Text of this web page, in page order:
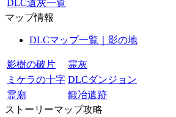
DLC遺灰一覧
マップ情報
DLCマップ一覧｜影の地
影樹の破片
霊灰
ミケラの十字 DLCダンジョン
霊廟
鍛冶遺跡
ストーリーマップ攻略